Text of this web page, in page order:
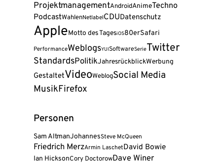
ProjektmanagementAndroidAnimeTechno
PodcastWahlenNetlabelCDUDatenschutz
AppleMotto des TagesiOS80erSafari
PerformanceWeblogsYUISoftwareSerieTwitter
StandardsPolitikJahresrückblickWerbung
GestaltetVideoWeblogSocial Media
MusikFirefox
Personen
Sam AltmanJohannesSteve McQueen
Friedrich MerzArmin LaschetDavid Bowie
Ian HicksonCory DoctorowDave Winer